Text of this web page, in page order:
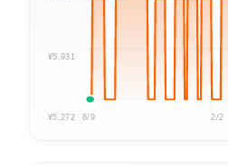
¥5,931
¥5,272 8/9 2/2